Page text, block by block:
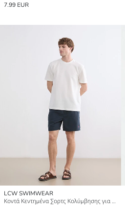
7.99 EUR
LCW SWIMWEAR
Κοντά Κεντημένα Σορτς Κολύμβησης για Άνδρες